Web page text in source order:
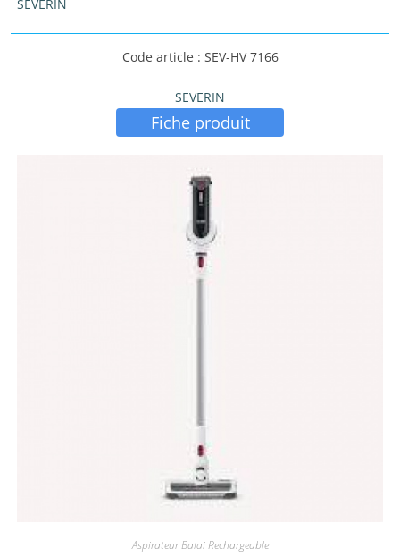
SEVERIN
Code article : SEV-HV 7166
SEVERIN
Fiche produit
Aspirateur Balai Rechargeable